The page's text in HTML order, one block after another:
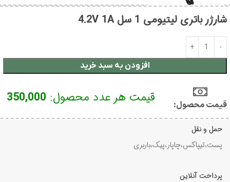
شارژر باتری لیتیومی 1 سل 4.2V 1A
افزودن به سبد خرید
قیمت محصول:​ قیمت هر عدد محصول: 350,000
حمل و نقل
پست،تیپاکس،چاپار،پیک،باربری
پرداخت آنلاین